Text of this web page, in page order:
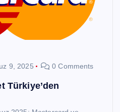
9, 2025 0 Comments
Türkiye’den